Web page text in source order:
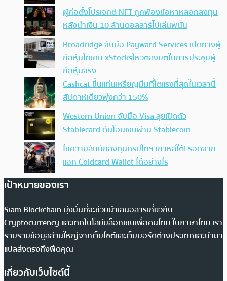
ผู้ก่อตั้งโปรเจกต์ NFT ถูกฟ้องข้อหาหลอกลงทุน
หลังนำเงิน 10 ล้านดอลลาร์ไปเล่นพนัน
Broadridge จับมือ Payward Services เปิดทางผู้
ถือหุ้นโทเคน xStocksโหวตลงมติในการประชุมผู้
ถือหุ้นจริง
Cashcat ขึ้นแท่นเหรียญมีมที่โตแรงที่สุดในเวลานี้
สัปดาห์เดียวพุ่งกว่า 150%
Western Union จับมือ Visa ลุยเปิดตัว
Stablecard ดันโอนเงินผ่าน Stablecoin
ไขความลับนักลงทุนคริปโทฯ เกาหลีใต้! รอดจาก
แฮก Coldcard Wallet ได้อย่างไร
เป้าหมายของเรา
Siam Blockchain มุ่งมั่นที่จะช่วยนำเสนอสารเกี่ยวกับ
Cryptocurrency และเทคโนโลยีบล็อกเชนเพื่อคนไทย ในภาษาไทย เรา
รวบรวมข้อมูลส่วนใหญ่จากเว็บไซต์และเว็บบอร์ดต่างประเทศและนำมา
แปลส่งตรงถึงฟีดคุณ
เกี่ยวกับเว็บไซต์นี้